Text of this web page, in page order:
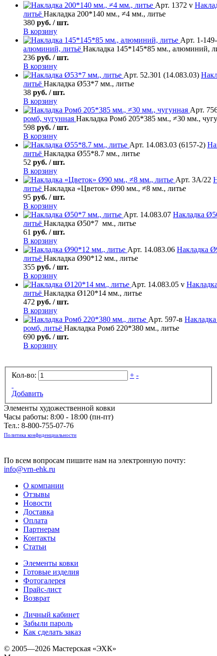
Арт. 1372 v
литьё Накладка 200*140 мм., ≠4 мм., литье
380 руб. / шт.
В корзину
Арт. 1-
алюминий, литьё Накладка 145*145*85 мм., алюминий,
236 руб. / шт.
В корзину
Арт. 52.301 (14.083.03)
литьё Накладка Ø53*7 мм., литье
38 руб. / шт.
В корзину
Арт.
ромб, чугунная Накладка Ромб 205*385 мм., ≠30 мм.,
598 руб. / шт.
В корзину
Арт. 14.083.03 (6157-2)
литьё Накладка Ø55*8.7 мм., литье
52 руб. / шт.
В корзину
Арт. 3А/22
литьё Накладка «Цветок» Ø90 мм., ≠8 мм., литье
95 руб. / шт.
В корзину
Арт. 14.083.07 Накладка
литьё Накладка Ø50*7 мм., литье
61 руб. / шт.
В корзину
Арт. 14.083.06 Накладка
литьё Накладка Ø90*12 мм., литье
355 руб. / шт.
В корзину
Арт. 14.083.05 v
литьё Накладка Ø120*14 мм., литье
472 руб. / шт.
В корзину
Арт. 597-в Накладка
ромб, литьё Накладка Ромб 220*380 мм., литье
690 руб. / шт.
В корзину
Кол-во: + -
Добавить
Элементы художественной ковки
Часы работы: 8:00 - 18:00 (пн-пт)
Тел.: 8-800-755-07-76
Политика конфиденциальности
По всем вопросам пишите нам на электронную почту:
info@vrn-ehk.ru
О компании
Отзывы
Новости
Доставка
Оплата
Партнерам
Контакты
Статьи
Элементы ковки
Готовые изделия
Фотогалерея
Прайс-лист
Возврат
Личный кабинет
Забыли пароль
Как сделать заказ
© 2005—2026 Мастерская «ЭХК»